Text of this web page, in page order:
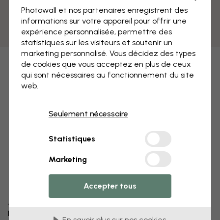
Modifiez votre papier peint
Notre équipe de conception peut modifier n’importe
Photowall et nos partenaires enregistrent des
informations sur votre appareil pour offrir une
expérience personnalisée, permettre des
statistiques sur les visiteurs et soutenir un
marketing personnalisé. Vous décidez des types
de cookies que vous acceptez en plus de ceux
qui sont nécessaires au fonctionnement du site
web.
Seulement nécessaire
Statistiques
Marketing
Accepter tous